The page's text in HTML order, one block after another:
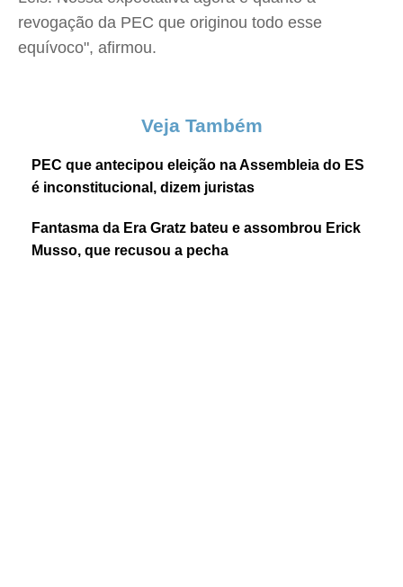
revogação da PEC que originou todo esse
equívoco", afirmou.
Veja Também
PEC que antecipou eleição na Assembleia do ES
é inconstitucional, dizem juristas
Fantasma da Era Gratz bateu e assombrou Erick
Musso, que recusou a pecha